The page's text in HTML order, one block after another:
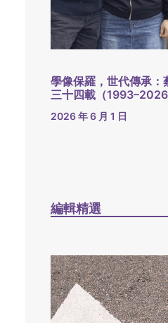
學像保羅，世代傳承：
三十四載（
2026 年 6 月 1 日
編輯精選